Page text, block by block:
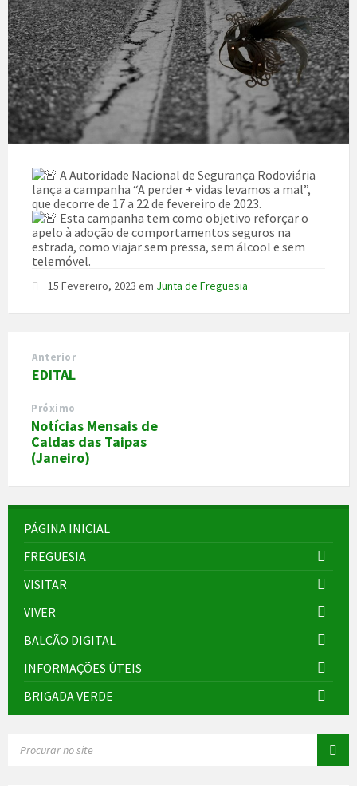
A Autoridade Nacional de Segurança Rodoviária
lança a campanha “A perder + vidas levamos a mal”,
que decorre de 17 a 22 de fevereiro de 2023.
Esta campanha tem como objetivo reforçar o
apelo à adoção de comportamentos seguros na
estrada, como viajar sem pressa, sem álcool e sem
telemóvel.
15 Fevereiro, 2023 em Junta de Freguesia
Anterior
EDITAL
Próximo
Notícias Mensais de
Caldas das Taipas
(Janeiro)
PÁGINA INICIAL
FREGUESIA
VISITAR
VIVER
BALCÃO DIGITAL
INFORMAÇÕES ÚTEIS
BRIGADA VERDE